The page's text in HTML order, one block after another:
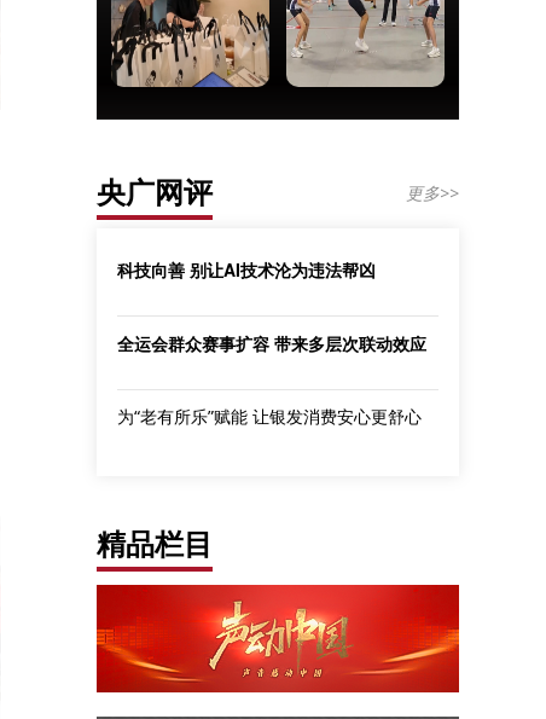
央广网评 更多>>
科技向善 别让AI技术沦为违法帮凶
全运会群众赛事扩容 带来多层次联动效应
为“老有所乐”赋能 让银发消费安心更舒心
精品栏目